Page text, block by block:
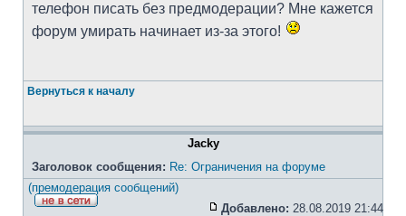
телефон писать без предмодерации? Мне кажется
форум умирать начинает из-за этого!
Вернуться к началу
Jacky
Заголовок сообщения: Re: Ограничения на форуме
(премодерация сообщений)
Добавлено: 28.08.2019 21:44